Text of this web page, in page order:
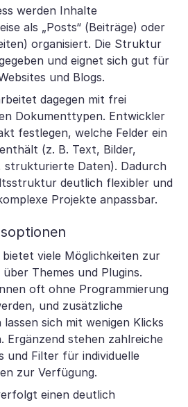
werden Inhalte
als „Posts“ (Beiträge) oder
organisiert. Die Struktur
und eignet sich gut für
und Blogs.
dagegen mit frei
Dokumenttypen. Entwickler
festlegen, welche Felder ein
(z. B. Text, Bilder,
strukturierte Daten). Dadurch
deutlich flexibler und
Projekte anpassbar.
bietet viele Möglichkeiten zur
Themes und Plugins.
oft ohne Programmierung
und zusätzliche
lassen sich mit wenigen Klicks
Ergänzend stehen zahlreiche
und Filter für individuelle
zur Verfügung.
einen deutlich